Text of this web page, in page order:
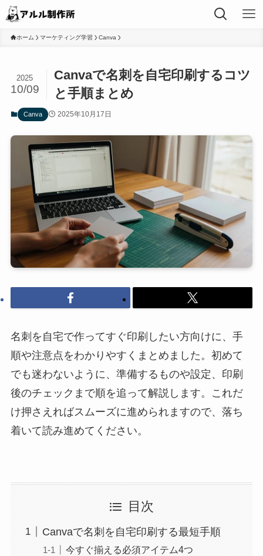
ホーム マーケティング学習 Canva
Canvaで名刺を自宅印刷するコツ
と手順まとめ
2025
10/09
Canva 2025年10月17日
名刺を自宅で作ってすぐ印刷したい方向けに、手
順や注意点をわかりやすくまとめました。初めて
でも迷わないように、準備するものや設定、印刷
後のチェックまで順を追って解説します。これだ
け押さえればスムーズに進められますので、落ち
着いて読み進めてください。
目次
Canvaで名刺を自宅印刷する最短手順
今すぐ揃える必須アイテム4つ